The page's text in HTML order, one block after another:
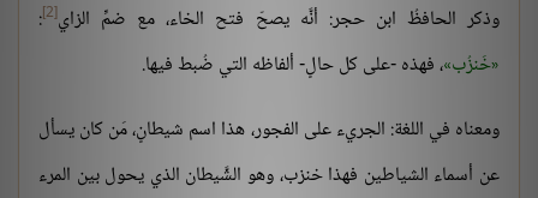
وذكر الحافظُ ابن حجر: أنَّه يصحّ فتح الخاء، مع ضمِّ الزاي[2]
:
خَنزُب ، فهذه -على كل حالٍ- ألفاظه التي ضُبط فيها.
ومعناه في اللغة: الجريء على الفجور، هذا اسم شيطانٍ، مَن كان يسأل
عن أسماء الشياطين فهذا خنزب، وهو الشَّيطان الذي يحول بين المرء